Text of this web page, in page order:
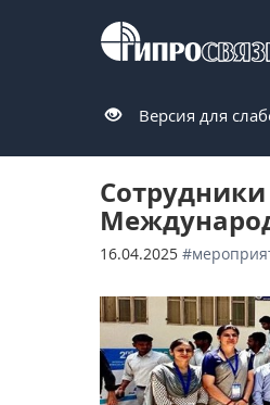
Версия для
16.04.2025